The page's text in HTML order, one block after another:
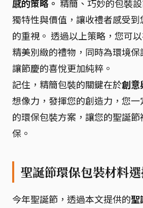
感的策略。 精簡、巧妙的包裝
獨特性與價值，讓收禮者感受
的重視。 透過以上策略，您可
精美別緻的禮物，同時為環境保
讓節慶的喜悅更加純粹。
記住，精簡包裝的關鍵在於創意
想像力，發揮您的創造力，您
的環保包裝方案，讓您的聖誕
保。
聖誕節環保包裝材料
今年聖誕節，透過本文提供的聖